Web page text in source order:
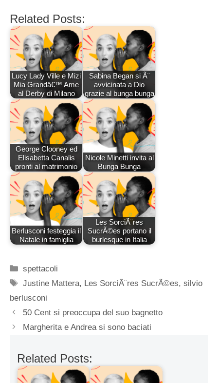
Related Posts:
Lucy Lady Ville e Mizi
Mia Grandâ€™ Ame
al Derby di Milano
Sabina Began si Ã¨
avvicinata a Dio
grazie al bunga bunga
George Clooney ed
Elisabetta Canalis
pronti al matrimonio
Nicole Minetti invita al
Bunga Bunga
Berlusconi festeggia il
Natale in famiglia
Les SorciÃ¨res
SucrÃ©es portano il
burlesque in Italia
Categorie
spettacoli
Tag
Justine Mattera, Les SorciÃ¨res SucrÃ©es,silvio
berlusconi
50 Cent si preoccupa del suo bagnetto
Margherita e Andrea si sono baciati
Related Posts: